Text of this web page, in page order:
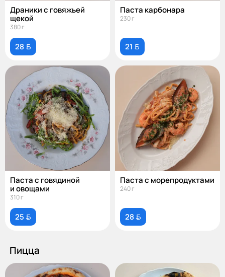
Драники с говяжьей
щекой
380 г
28 
Паста карбонара
230 г
21 
Паста с говядиной
и овощами
310 г
25 
Паста с морепродуктами
240 г
28 
Пицца